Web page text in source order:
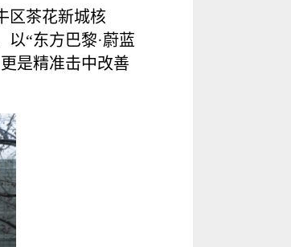
区茶花新城核
“东方巴黎·蔚蓝
是精准击中改善